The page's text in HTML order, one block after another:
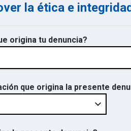
la ética e integridad
origina tu denuncia?
que origina la presente